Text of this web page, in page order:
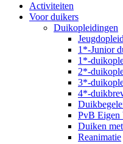
Activiteiten
Voor duikers
Duikopleidingen
1*-Junior
1*-
2*-
3*-
4*-
PvB Eigen
Duiken
Reanimatie